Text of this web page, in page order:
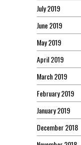
July 2019
June 2019
May 2019
April 2019
March 2019
February 2019
January 2019
December 2018